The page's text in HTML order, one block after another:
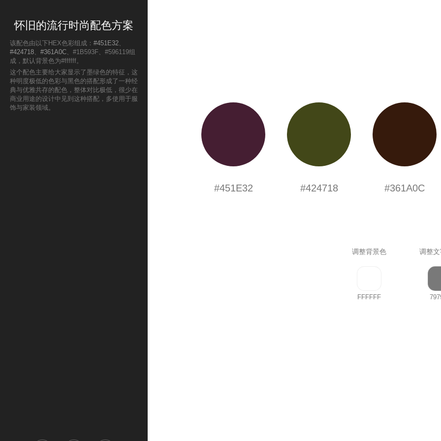
怀旧的流行时尚配色方案
该配色由以下HEX色彩组成： #451E32、
#424718、 #361A0C、#1B593F、#596119组
成，默认背景色为#ffffff。
这个配色主要给大家显示了墨绿色的特征，这
种明度极低的色彩与黑色的搭配形成了一种经
典与优雅共存的配色，整体对比极低，很少在
商业用途的设计中见到这种搭配，多使用于服
饰与家装领域。
#451E32 #424718 #361A0C
调整背景色 调整